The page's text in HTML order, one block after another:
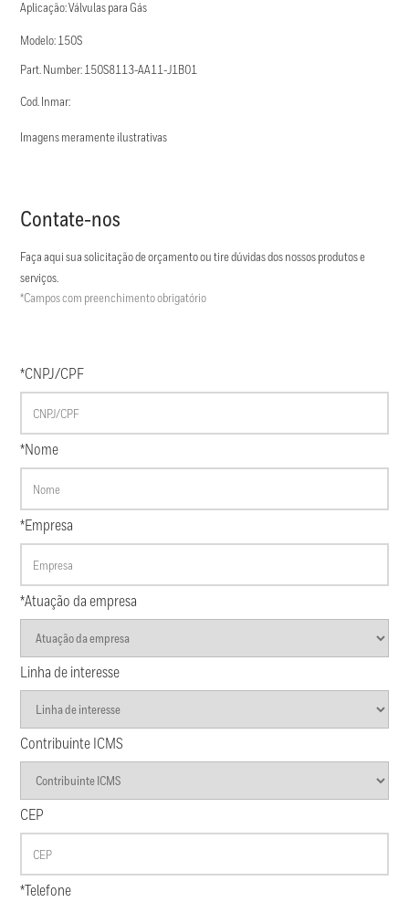
Aplicação: Válvulas para Gás
Modelo: 150S
Part. Number: 150S8113-AA11-J1B01
Cod. Inmar:
Imagens meramente ilustrativas
Contate-nos
Faça aqui sua solicitação de orçamento ou tire dúvidas dos nossos produtos e
serviços.
*Campos com preenchimento obrigatório
*CNPJ/CPF
*Nome
*Empresa
*Atuação da empresa
Linha de interesse
Contribuinte ICMS
CEP
*Telefone